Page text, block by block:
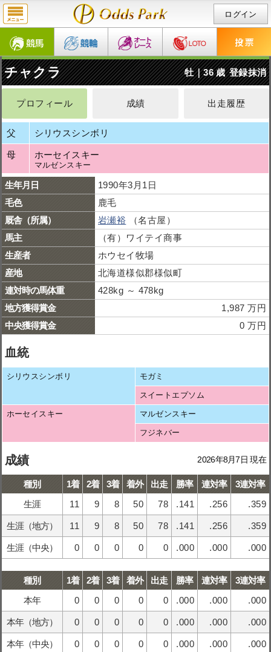
ログイン
チャクラ 牡｜36 歳 登録抹消
プロフィール 成績 出走履歴
父 シリウスシンボリ
母 ホーセイスキー
マルゼンスキー
生年月日
1990年3月1日
毛色
鹿毛
厩舎（所属）
岩瀬裕 （名古屋）
馬主
（有）ワイテイ商事
生産者
ホウセイ牧場
産地
北海道様似郡様似町
連対時の馬体重
428kg ～ 478kg
地方獲得賞金
1,987 万円
中央獲得賞金
0 万円
血統
シリウスシンボリ モガミ
スイートエプソム
ホーセイスキー マルゼンスキー
フジネバー
成績 2026年8月7日 現在
種別 1着 2着 3着 着外 出走 勝率 連対率
3連対率
生涯
11 9 8 50 78 .141 .256 .359
生涯（地方） 11 9 8 50 78 .141 .256 .359
生涯（中央） 0 0 0 0 0 .000 .000 .000
種別 1着 2着 3着 着外 出走 勝率 連対率
3連対率
本年
0 0 0 0 0 .000 .000 .000
本年（地方） 0 0 0 0 0 .000 .000 .000
本年（中央） 0 0 0 0 0 .000 .000 .000